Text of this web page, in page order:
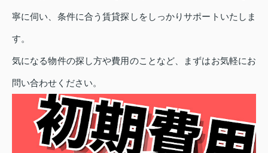
寧に伺い、条件に合う賃貸探しをしっかりサポートいたしま
す。
気になる物件の探し方や費用のことなど、まずはお気軽にお
問い合わせください。